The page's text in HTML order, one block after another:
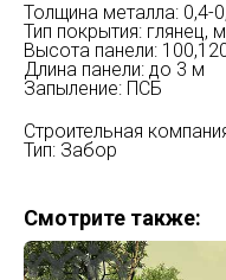
Толщина металла: 0,4-
Тип покрытия: глянец,
Высота панели:
Длина панели: до 3 м
Запыление: ПСБ
Строительная
Тип: Забор
Смотрите также: